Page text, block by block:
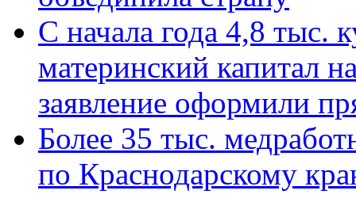
С начала года 4,8 тыс.
материнский капитал
заявление оформили
Более 35 тыс.
по Краснодарскому